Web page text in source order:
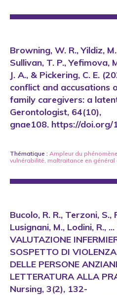
Browning, W. R., Yildiz,
Sullivan, T. P., Yefimova,
J. A., & Pickering, C. E.
conflict and accusations
family caregivers: a
Gerontologist, 64(10),
gnae108. https://
Thématique : Ampleur du phénomène
vulnérabilité, maltraitance en général
Bucolo, R. R., Terzoni,
Lusignani, M., Lodini, R.,
VALUTAZIONE
SOSPETTO DI
DELLE PERSONE
LETTERATURA ALLA
Nursing, 3(2), 132-